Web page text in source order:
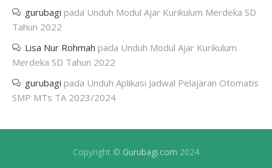
gurubagi pada Unduh Modul Ajar Kurikulum Merdeka SD
Tahun 2022
Lisa Nur Rohmah pada Unduh Modul Ajar Kurikulum
Merdeka SD Tahun 2022
gurubagi pada Unduh Aplikasi Jadwal Pelajaran Otomatis
SMP MTs TA 2023/2024
Copyright © Gurubagi.com 2024